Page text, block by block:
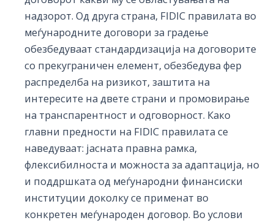
надзорот. Од друга страна, FIDIC правилата во
меѓународните договори за градење
обезбедуваат стандардизација на договорите
со прекуграничен елемент, обезбедува фер
распределба на ризикот, заштита на
интересите на двете страни и промовирање
на транспарентност и одговорност. Како
главни предности на FIDIC правилата се
наведуваат: јасната правна рамка,
флексибилноста и можноста за адаптација, но
и поддршката од меѓународни финансиски
институции доколку се применат во
конкретен меѓународен договор. Во услови